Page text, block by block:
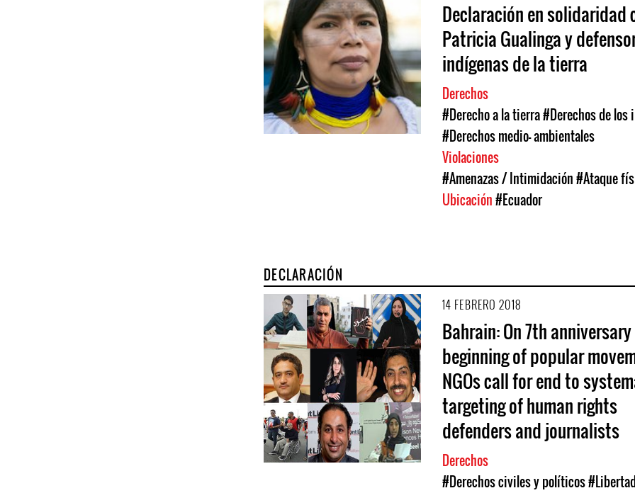
Declaración en solidaridad
Patricia Gualinga y
indígenas de la tierra
Derechos
#Derecho a la tierra#Derechos de los
#Derechos medio- ambientales
Violaciones
#Amenazas / Intimidación#Ataque
Ubicación#Ecuador
DECLARACIÓN
14 FEBRERO 2018
Bahrain: On 7th
beginning of popular
NGOs call for end to
targeting of human rights
defenders and journalists
Derechos
#Derechos civiles y políticos